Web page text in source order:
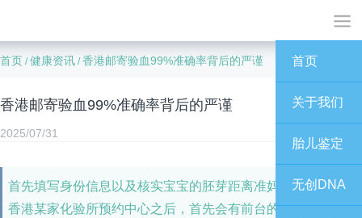
首页
关于我们
胎儿鉴定
无创DNA
首页 /健康资讯 /香港邮寄验血99%准确率背后的严谨
香港邮寄验血99%准确率背后的严谨
2025/07/31
首先填写身份信息以及核实宝宝的胚芽距离准妈妈们在到达
香港某家化验所预约中心之后，首先会有前台的工作人员对